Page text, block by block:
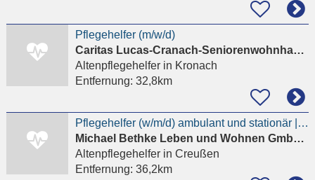
Pflegehelfer (m/w/d)
Caritas Lucas-Cranach-Seniorenwohnhaus - Diakonisches Werk der Evangelischen.-Luth. Dekanatsbezirke
Altenpflegehelferin Kronach
Entfernung: 32,8km
Pflegehelfer (w/m/d) ambulant und stationär | TZ und VZ
Michael Bethke Leben und Wohnen GmbH Wohnpark Gefrees
Altenpflegehelferin Creußen
Entfernung: 36,2km